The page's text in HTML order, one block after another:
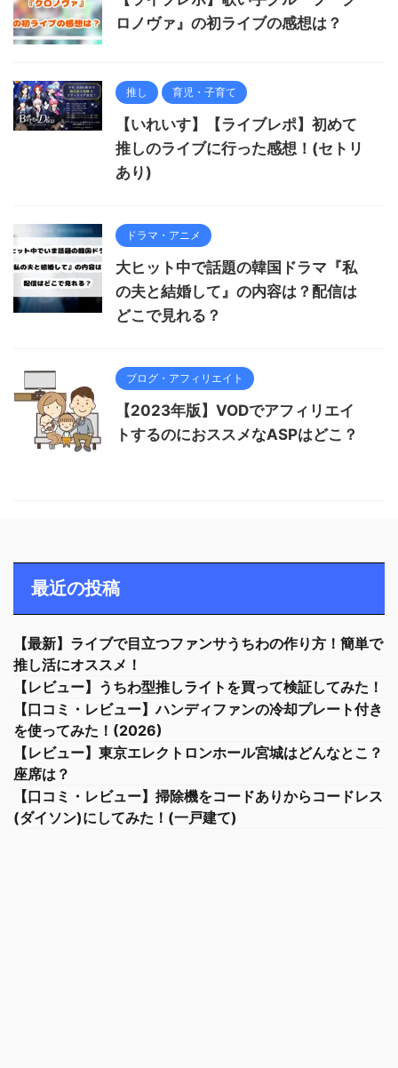
ロノヴァ』の初ライブの感想は？
推し 育児・子育て
【いれいす】【ライブレポ】初めて
推しのライブに行った感想！(セトリ
あり)
ドラマ・アニメ
大ヒット中で話題の韓国ドラマ『私
の夫と結婚して』の内容は？配信は
どこで見れる？
ブログ・アフィリエイト
【2023年版】VODでアフィリエイ
トするのにおススメなASPはどこ？
最近の投稿
【最新】ライブで目立つファンサうちわの作り方！簡単で
推し活にオススメ！
【レビュー】うちわ型推しライトを買って検証してみた！
【口コミ・レビュー】ハンディファンの冷却プレート付き
を使ってみた！(2026)
【レビュー】東京エレクトロンホール宮城はどんなとこ？
座席は？
【口コミ・レビュー】掃除機をコードありからコードレス
(ダイソン)にしてみた！(一戸建て)